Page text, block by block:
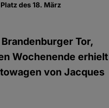
des 18. März
Tor,
Wochenende erhielt
von Jacques